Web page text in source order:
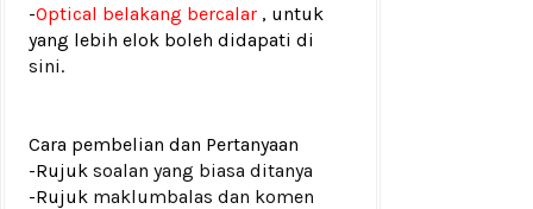
-Optical belakang bercalar , untuk
yang lebih elok boleh didapati di
sini.
Cara pembelian dan Pertanyaan
-Rujuk soalan yang biasa ditanya
-Rujuk maklumbalas dan komen